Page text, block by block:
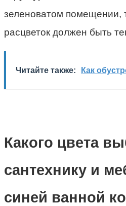
зеленоватом помещении,
расцветок должен быть
Читайте также: Как
Какого цвета
сантехнику и
синей ванной